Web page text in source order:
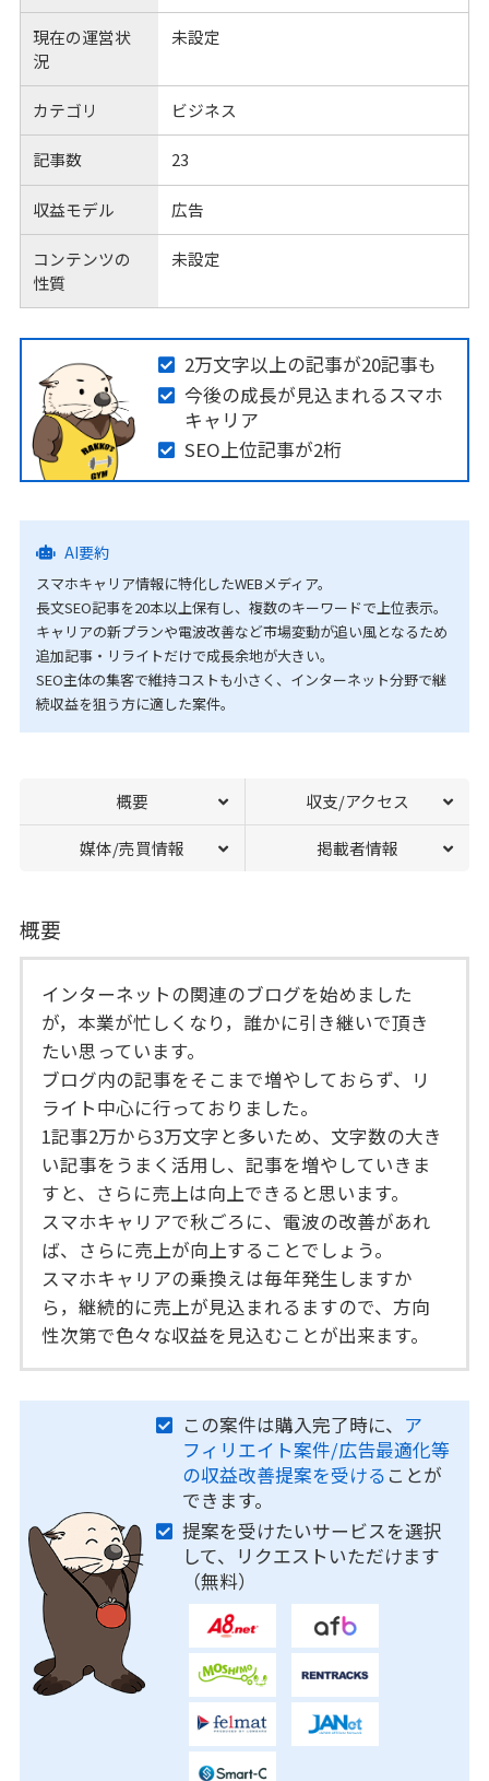
現在の運営状
況
未設定
カテゴリ ビジネス
記事数 23
収益モデル 広告
コンテンツの
性質
未設定
2万文字以上の記事が20記事も
今後の成長が見込まれるスマホ
キャリア
SEO上位記事が2桁
AI要約
スマホキャリア情報に特化したWEBメディア。
長文SEO記事を20本以上保有し、複数のキーワードで上位表示。
キャリアの新プランや電波改善など市場変動が追い風となるため
追加記事・リライトだけで成長余地が大きい。
SEO主体の集客で維持コストも小さく、インターネット分野で継
続収益を狙う方に適した案件。
概要 収支/アクセス
媒体/売買情報 掲載者情報
概要
インターネットの関連のブログを始めました
が，本業が忙しくなり，誰かに引き継いで頂き
たい思っています。
ブログ内の記事をそこまで増やしておらず、リ
ライト中心に行っておりました。
1記事2万から3万文字と多いため、文字数の大き
い記事をうまく活用し、記事を増やしていきま
すと、さらに売上は向上できると思います。
スマホキャリアで秋ごろに、電波の改善があれ
ば、さらに売上が向上することでしょう。
スマホキャリアの乗換えは毎年発生しますか
ら，継続的に売上が見込まれるますので、方向
性次第で色々な収益を見込むことが出来ます。
この案件は購入完了時に、 ア
フィリエイト案件/広告最適化等
の収益改善提案を受ける ことが
できます。
提案を受けたいサービスを選択
して、リクエストいただけます
（無料）